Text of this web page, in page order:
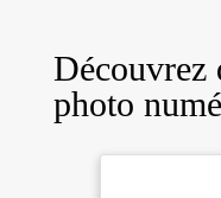
Découvrez
photo